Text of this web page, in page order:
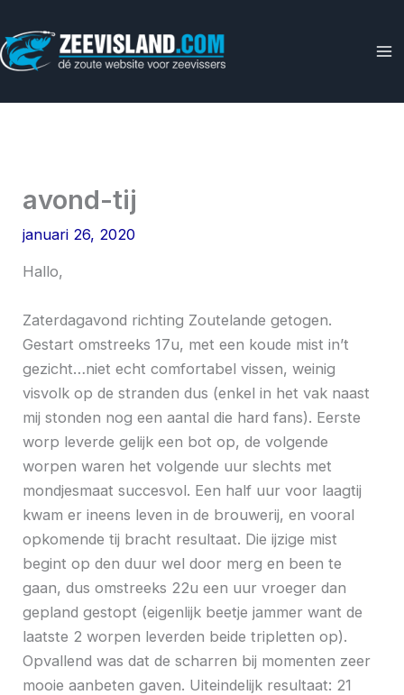
naar
de
avond-tij
januari 26, 2020
Hallo,
Zaterdagavond richting Zoutelande getogen.
Gestart omstreeks 17u, met een koude mist in’t
gezicht…niet echt comfortabel vissen, weinig
visvolk op de stranden dus (enkel in het vak naast
mij stonden nog een aantal die hard fans). Eerste
worp leverde gelijk een bot op, de volgende
worpen waren het volgende uur slechts met
mondjesmaat succesvol. Een half uur voor laagtij
kwam er ineens leven in de brouwerij, en vooral
opkomende tij bracht resultaat. Die ijzige mist
begint op den duur wel door merg en been te
gaan, dus omstreeks 22u een uur vroeger dan
gepland gestopt (eigenlijk beetje jammer want de
laatste 2 worpen leverden beide tripletten op).
Opvallend was dat de scharren bij momenten zeer
mooie aanbeten gaven. Uiteindelijk resultaat: 21